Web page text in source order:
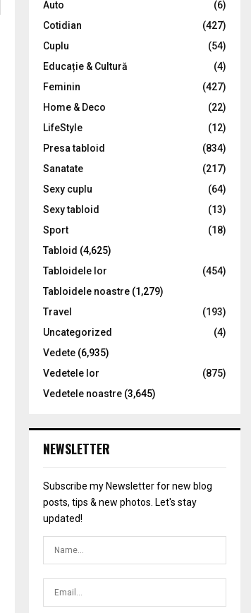
:
C
Auto
(6)
Cotidian
(427)
Cuplu
(54)
Educație & Cultură
(4)
Feminin
(427)
Home & Deco
(22)
LifeStyle
(12)
Presa tabloid
(834)
Sanatate
(217)
Sexy cuplu
(64)
Sexy tabloid
(13)
Sport
(18)
Tabloid (4,625)
Tabloidele lor
(454)
Tabloidele noastre (1,279)
Travel
(193)
Uncategorized
(4)
Vedete (6,935)
Vedetele lor
(875)
Vedetele noastre (3,645)
NEWSLETTER
Subscribe my Newsletter for new blog
posts, tips & new photos. Let's stay
updated!